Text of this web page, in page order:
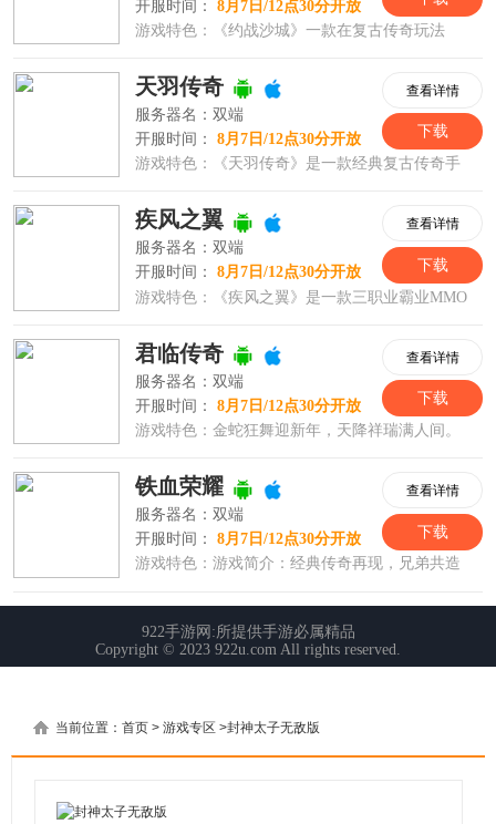
当前位置： 首页 > 游戏专区 >封神太子无敌版